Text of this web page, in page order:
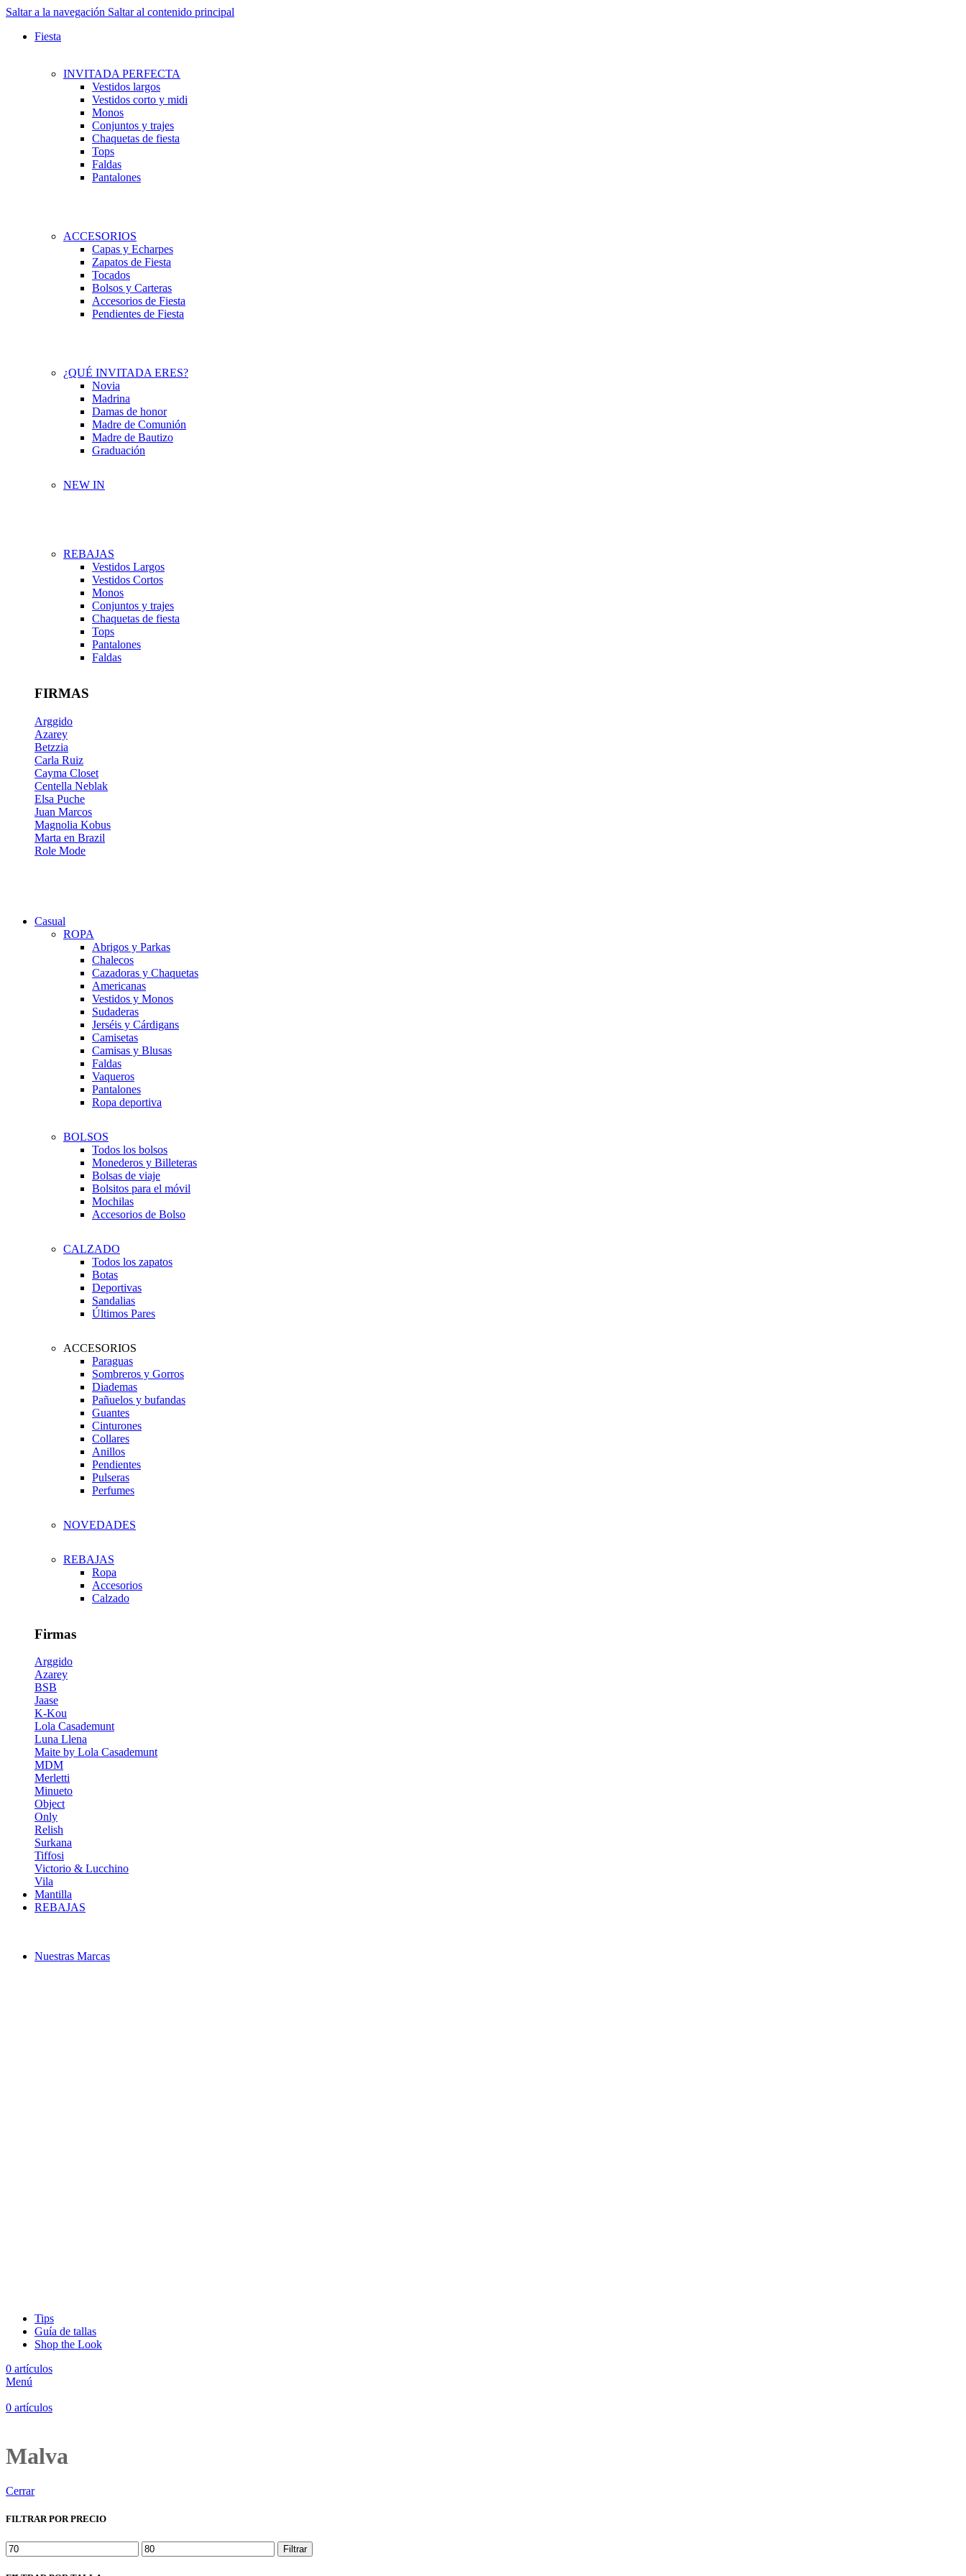
Saltar a la navegación Saltar al contenido principal
Fiesta
INVITADA PERFECTA
Vestidos largos
Vestidos corto y midi
Monos
Conjuntos y trajes
Chaquetas de fiesta
Tops
Faldas
Pantalones
ACCESORIOS
Capas y Echarpes
Zapatos de Fiesta
Tocados
Bolsos y Carteras
Accesorios de Fiesta
Pendientes de Fiesta
¿QUÉ INVITADA ERES?
Novia
Madrina
Damas de honor
Madre de Comunión
Madre de Bautizo
Graduación
NEW IN
REBAJAS
Vestidos Largos
Vestidos Cortos
Monos
Conjuntos y trajes
Chaquetas de fiesta
Tops
Pantalones
Faldas
FIRMAS
Arggido
Azarey
Betzzia
Carla Ruiz
Cayma Closet
Centella Neblak
Elsa Puche
Juan Marcos
Magnolia Kobus
Marta en Brazil
Role Mode
Casual
ROPA
Abrigos y Parkas
Chalecos
Cazadoras y Chaquetas
Americanas
Vestidos y Monos
Sudaderas
Jerséis y Cárdigans
Camisetas
Camisas y Blusas
Faldas
Vaqueros
Pantalones
Ropa deportiva
BOLSOS
Todos los bolsos
Monederos y Billeteras
Bolsas de viaje
Bolsitos para el móvil
Mochilas
Accesorios de Bolso
CALZADO
Todos los zapatos
Botas
Deportivas
Sandalias
Últimos Pares
ACCESORIOS
Paraguas
Sombreros y Gorros
Diademas
Pañuelos y bufandas
Guantes
Cinturones
Collares
Anillos
Pendientes
Pulseras
Perfumes
NOVEDADES
REBAJAS
Ropa
Accesorios
Calzado
Firmas
Arggido
Azarey
BSB
Jaase
K-Kou
Lola Casademunt
Luna Llena
Maite by Lola Casademunt
MDM
Merletti
Minueto
Object
Only
Relish
Surkana
Tiffosi
Victorio & Lucchino
Vila
Mantilla
REBAJAS
Nuestras Marcas
Tips
Guía de tallas
Shop the Look
0 artículos
Menú
0 artículos
Malva
Cerrar
FILTRAR POR PRECIO
Precio
mínimo
Precio
máximo
Filtrar